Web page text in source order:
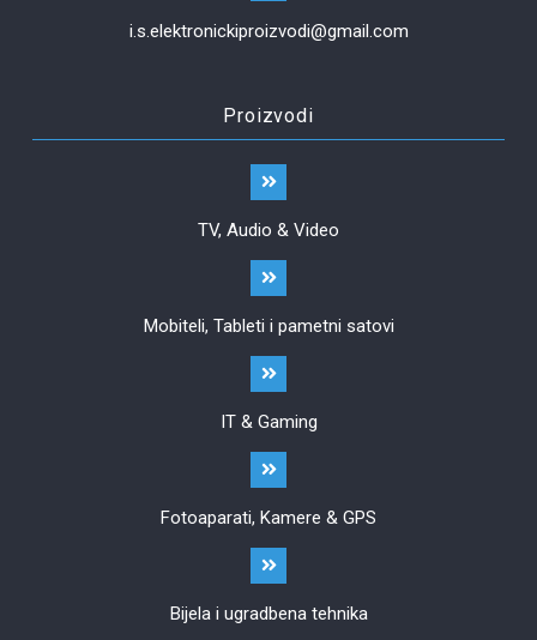
i.s.elektronickiproizvodi@gmail.com
Proizvodi
TV, Audio & Video
Mobiteli, Tableti i pametni satovi
IT & Gaming
Fotoaparati, Kamere & GPS
Bijela i ugradbena tehnika